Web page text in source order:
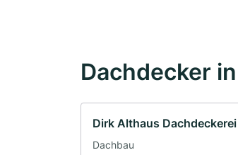
Dachdecker
Dirk Althaus Dachdeckerei
Dachbau